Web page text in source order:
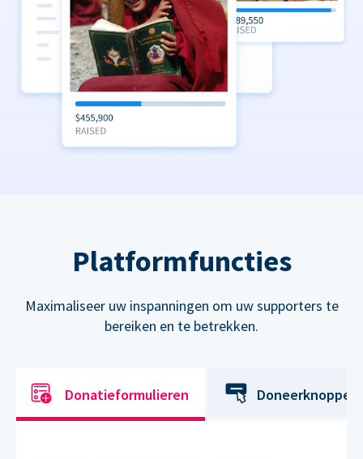
Platformfuncties
Maximaliseer uw inspanningen om uw supporters te
bereiken en te betrekken.
Donatieformulieren Doneerknoppen